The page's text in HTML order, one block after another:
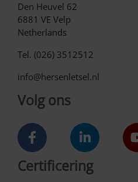
Den Heuvel 62
6881 VE Velp
Netherlands
Tel. (026) 3512512
info@hersenletsel.nl
Volg ons
Certificering